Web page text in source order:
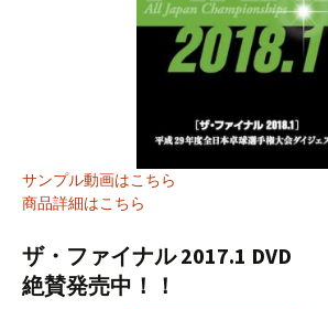
サンプル動画はこちら
商品詳細はこちら
ザ・ファイナル 2017.1 DVD
絶賛発売中！！